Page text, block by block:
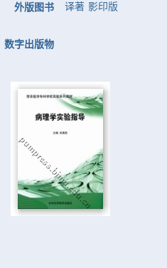
外版图书 译著 影印版
数字出版物